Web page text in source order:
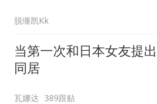
脱缰凯Kk
当第一次和日本女友提出
同居
瓦娜达 389跟贴